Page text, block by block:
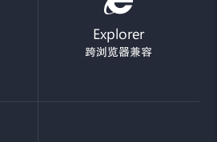
Explorer
跨浏览器兼容